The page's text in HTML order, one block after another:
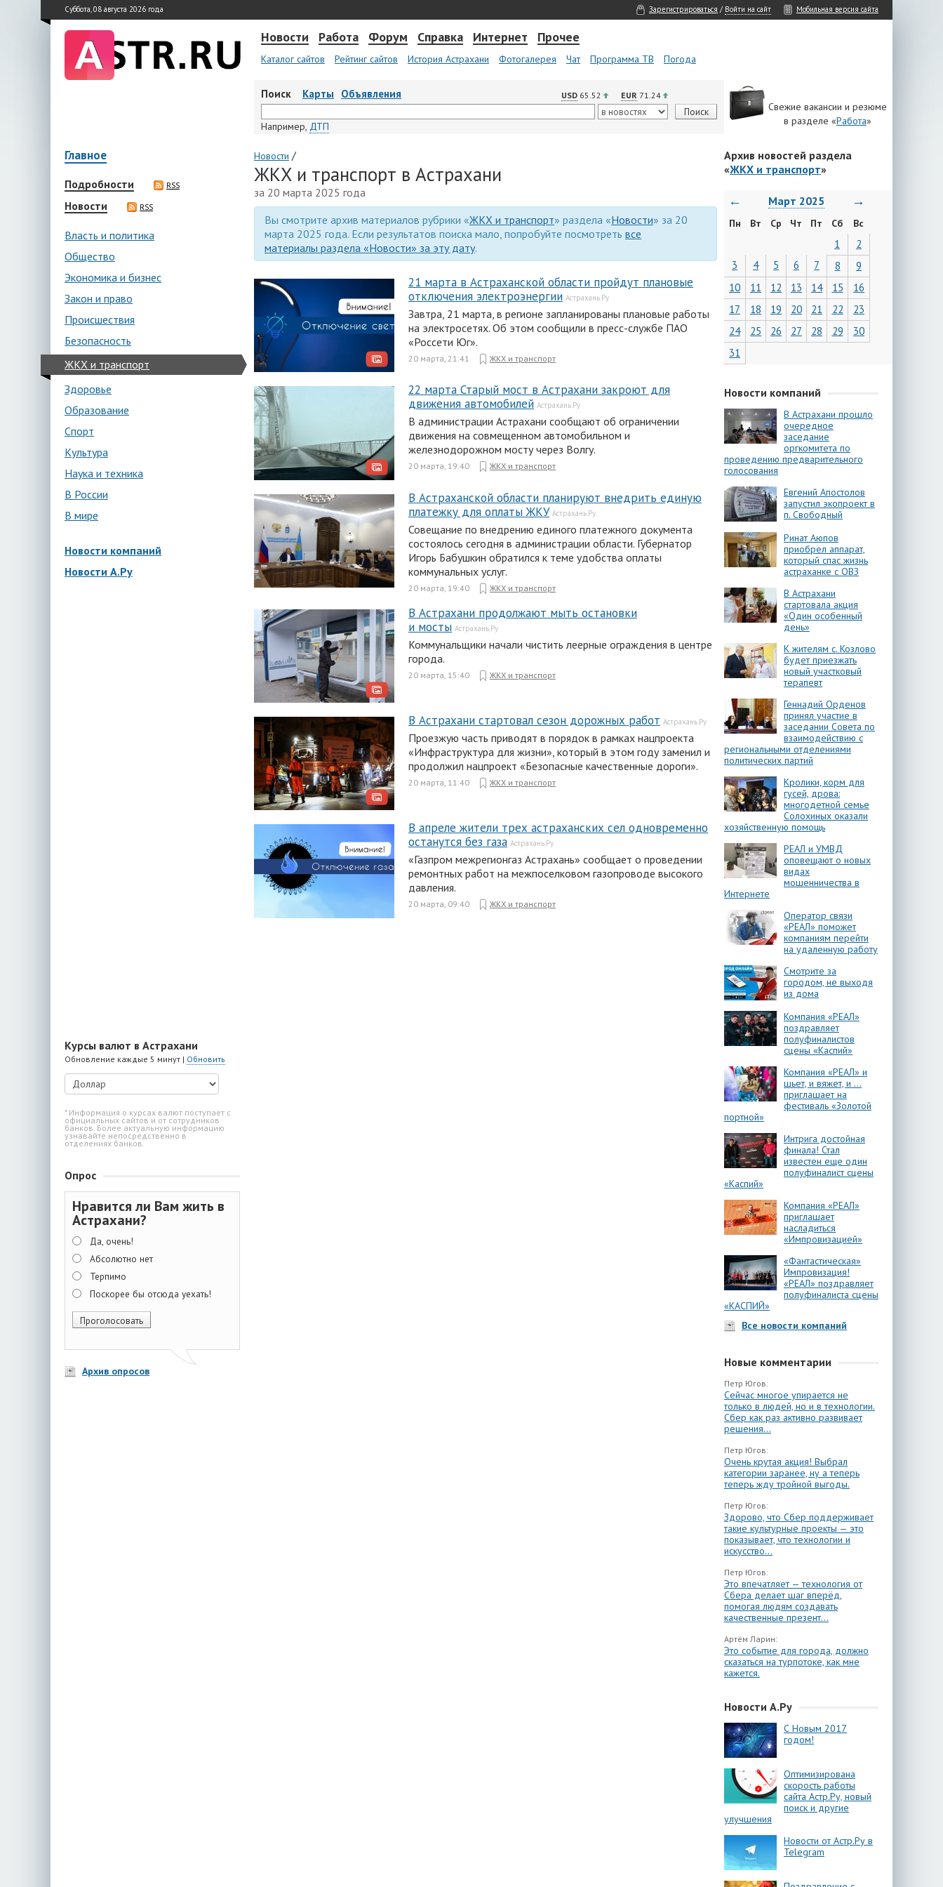
Суббота, 08 августа 2026 года Зарегистрироваться / Войти на сайт Мобильная версия сайта
Новости Работа Форум Справка Интернет Прочее
Каталог сайтов Рейтинг сайтов История Астрахани Фотогалерея Чат Программа ТВ Погода
Поиск Карты Объявления USD 65.52 EUR 71.24
Например, ДТП
Свежие вакансии и резюме
в разделе «Работа»
Главное
Подробности RSS
Новости RSS
Власть и политика
Общество
Экономика и бизнес
Закон и право
Происшествия
Безопасность
ЖКХ и транспорт
Здоровье
Образование
Спорт
Культура
Наука и техника
В России
В мире
Новости компаний
Новости А.Ру
Курсы валют в Астрахани
Обновление каждые 5 минут | Обновить
* Информация о курсах валют поступает с
официальных сайтов и от сотрудников
банков. Более актуальную информацию
узнавайте непосредственно в
отделениях банков.
Опрос
Нравится ли Вам жить в
Астрахани?
Да, очень!
Абсолютно нет
Терпимо
Поскорее бы отсюда уехать!
Архив опросов
Новости /
ЖКХ и транспорт в Астрахани
за 20 марта 2025 года
Вы смотрите архив материалов рубрики «ЖКХ и транспорт» раздела «Новости» за 20
марта 2025 года. Если результатов поиска мало, попробуйте посмотреть все
материалы раздела «Новости» за эту дату.
21 марта в Астраханской области пройдут плановые
отключения электроэнергии Астрахань.Ру
Завтра, 21 марта, в регионе запланированы плановые работы
на электросетях. Об этом сообщили в пресс-службе ПАО
«Россети Юг».
20 марта, 21:41 ЖКХ и транспорт
22 марта Старый мост в Астрахани закроют для
движения автомобилей Астрахань.Ру
В администрации Астрахани сообщают об ограничении
движения на совмещенном автомобильном и
железнодорожном мосту через Волгу.
20 марта, 19:40 ЖКХ и транспорт
В Астраханской области планируют внедрить единую
платежку для оплаты ЖКУ Астрахань.Ру
Совещание по внедрению единого платежного документа
состоялось сегодня в администрации области. Губернатор
Игорь Бабушкин обратился к теме удобства оплаты
коммунальных услуг.
20 марта, 19:40 ЖКХ и транспорт
В Астрахани продолжают мыть остановки
и мосты Астрахань.Ру
Коммунальщики начали чистить леерные ограждения в центре
города.
20 марта, 15:40 ЖКХ и транспорт
В Астрахани стартовал сезон дорожных работ Астрахань.Ру
Проезжую часть приводят в порядок в рамках нацпроекта
«Инфраструктура для жизни», который в этом году заменил и
продолжил нацпроект «Безопасные качественные дороги».
20 марта, 11:40 ЖКХ и транспорт
В апреле жители трех астраханских сел одновременно
останутся без газа Астрахань.Ру
«Газпром межрегионгаз Астрахань» сообщает о проведении
ремонтных работ на межпоселковом газопроводе высокого
давления.
20 марта, 09:40 ЖКХ и транспорт
Архив новостей раздела
«ЖКХ и транспорт»
← Март 2025 →
Пн Вт Ср Чт Пт Сб Вс
1
2
3
4 5 6 7 8
9
10
11 12 13 14 15
16
17
18 19 20 21 22
23
24
25 26 27 28 29
30
31
Новости компаний
В Астрахани прошло
очередное
заседание
оргкомитета по
проведению предварительного
голосования
Евгений Апостолов
запустил экопроект в
п. Свободный
Ринат Аюпов
приобрел аппарат,
который спас жизнь
астраханке с ОВЗ
В Астрахани
стартовала акция
«Один особенный
день»
К жителям с. Козлово
будет приезжать
новый участковый
терапевт
Геннадий Орденов
принял участие в
заседании Совета по
взаимодействию с
региональными отделениями
политических партий
Кролики, корм для
гусей, дрова:
многодетной семье
Солохиных оказали
хозяйственную помощь
РЕАЛ и УМВД
оповещают о новых
видах
мошенничества в
Интернете
Оператор связи
«РЕАЛ» поможет
компаниям перейти
на удаленную работу
Смотрите за
городом, не выходя
из дома
Компания «РЕАЛ»
поздравляет
полуфиналистов
сцены «Каспий»
Компания «РЕАЛ» и
шьет, и вяжет, и …
приглашает на
фестиваль «Золотой
портной»
Интрига достойная
финала! Стал
известен еще один
полуфиналист сцены
«Каспий»
Компания «РЕАЛ»
приглашает
насладиться
«Импровизацией»
«Фантастическая»
Импровизация!
«РЕАЛ» поздравляет
полуфиналиста сцены
«КАСПИЙ»
Все новости компаний
Новые комментарии
Петр Югов:
Сейчас многое упирается не
только в людей, но и в технологии.
Сбер как раз активно развивает
решения...
Петр Югов:
Очень крутая акция! Выбрал
категории заранее, ну а теперь
теперь жду тройной выгоды.
Петр Югов:
Здорово, что Сбер поддерживает
такие культурные проекты — это
показывает, что технологии и
искусство...
Петр Югов:
Это впечатляет — технология от
Сбера делает шаг вперёд,
помогая людям создавать
качественные презент...
Артём Ларин:
Это событие для города, должно
сказаться на турпотоке, как мне
кажется.
Новости А.Ру
С Новым 2017
годом!
Оптимизирована
скорость работы
сайта Астр.Ру, новый
поиск и другие
улучшения
Новости от Астр.Ру в
Telegram